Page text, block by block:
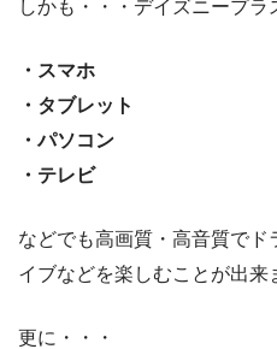
しかも・・・デイズニープラ
・スマホ
・タブレット
・パソコン
・テレビ
などでも高画質・高音質で
イブなどを楽しむことが出来
更に・・・